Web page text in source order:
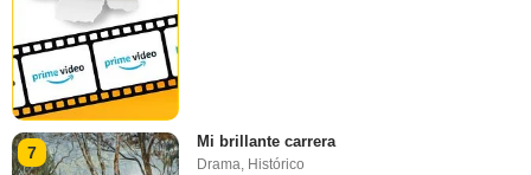
7
Mi brillante carrera
Drama, Histórico